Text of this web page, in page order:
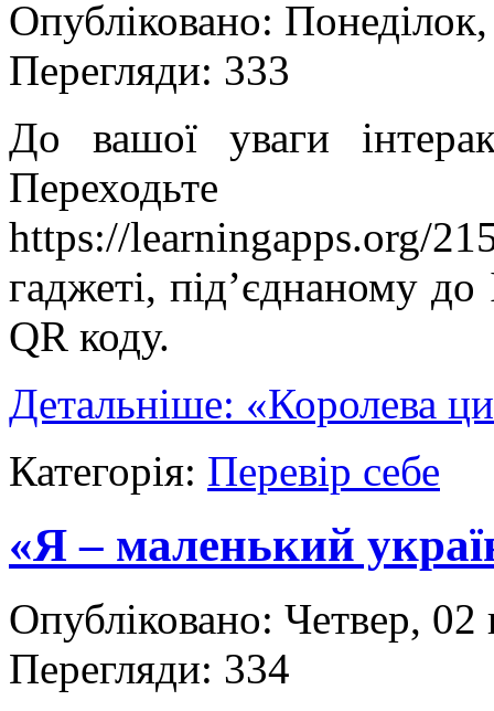
Опубліковано:
Перегляди: 333
До вашої уваги
Переходьте
https://
гаджеті, під’єднаному
QR коду.
Детальніше: «Королева
Категорія: Перевір себе
«Я – маленький
Опубліковано: Четвер,
Перегляди: 334